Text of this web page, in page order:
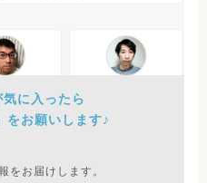
に入ったら
をお願いします♪
をお届けします。